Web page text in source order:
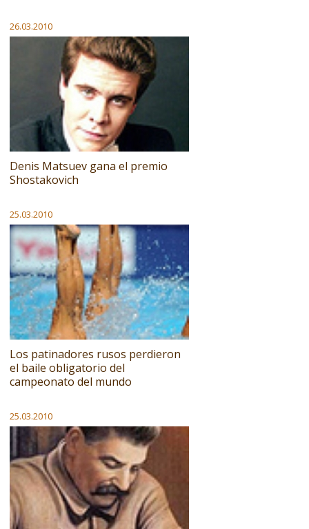
26.03.2010
Denis Matsuev gana el premio
Shostakovich
25.03.2010
Los patinadores rusos perdieron
el baile obligatorio del
campeonato del mundo
25.03.2010